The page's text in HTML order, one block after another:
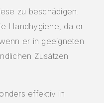
zu beschädigen.
Handhygiene, da er
er in geeigneten
Zusätzen
effektiv in